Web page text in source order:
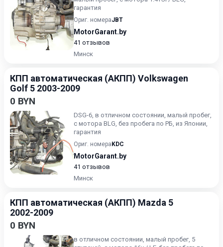
гарантия
Ориг. номераJBT
MotorGarant.by
41 отзывов
Минск
КПП автоматическая (АКПП) Volkswagen
Golf 5 2003-2009
0 BYN
DSG-6, в отличном состоянии, малый пробег,
с мотора BLG, без пробега по РБ, из Японии,
гарантия
Ориг. номера KDC
MotorGarant.by
41 отзывов
Минск
КПП автоматическая (АКПП) Mazda 5
2002-2009
0 BYN
в отличном состоянии, малый пробег, 5